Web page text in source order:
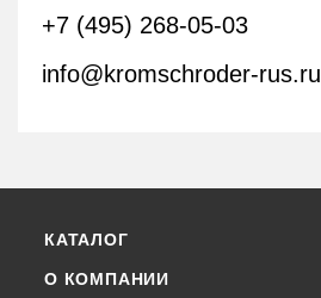
+7 (495) 268-05-03
info@kromschroder-rus.ru
КАТАЛОГ
О КОМПАНИИ